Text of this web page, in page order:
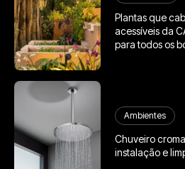
Plantas que
acessíveis da
para todos os
Ambientes
Chuveiro
instalação e